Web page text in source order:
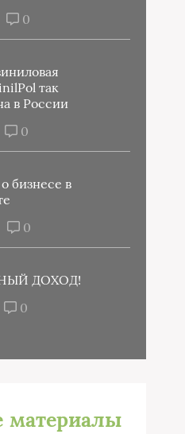
0
так
в России
0
бизнесе в
0
ДОХОД!
0
материалы